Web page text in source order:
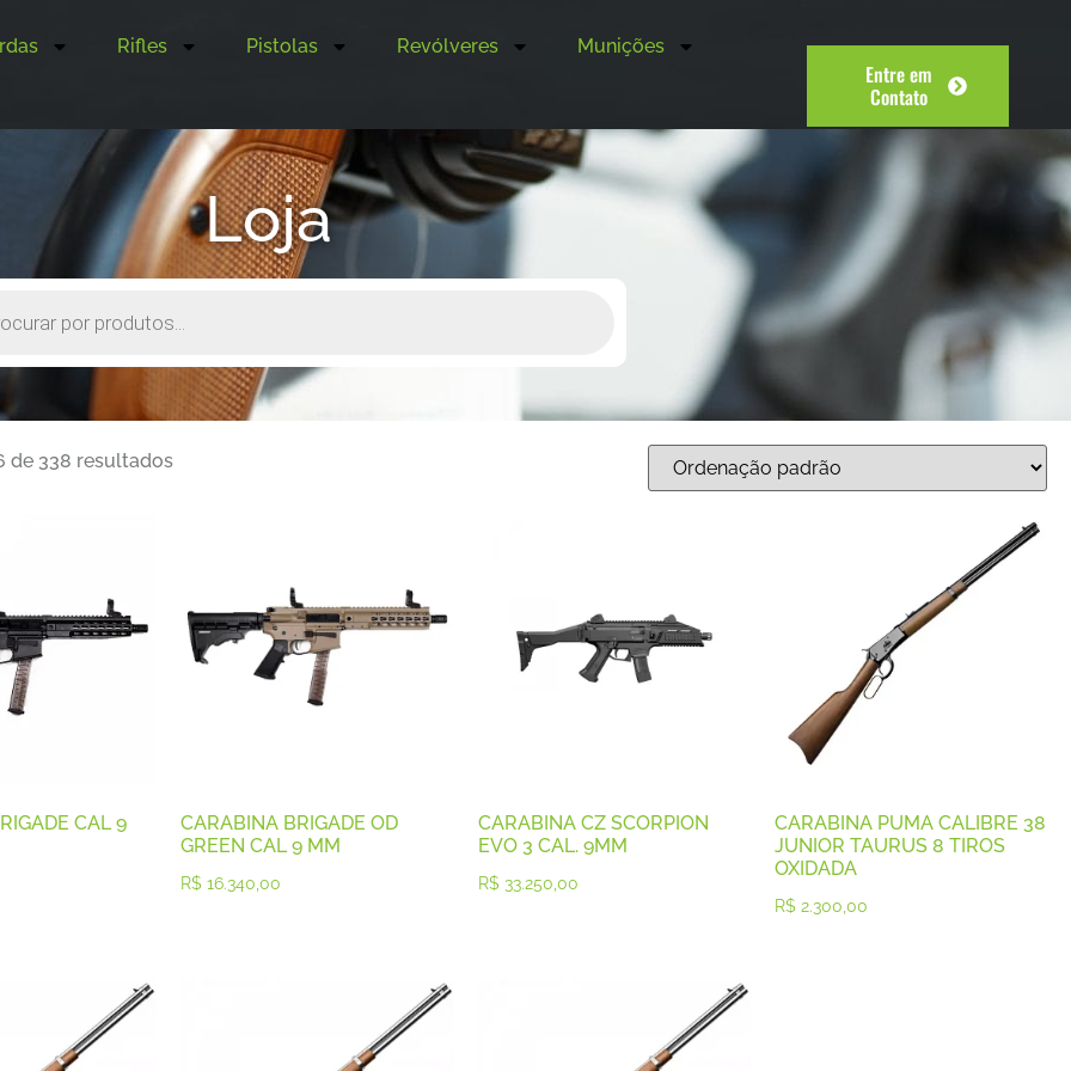
Rifles Pistolas Revólveres Munições
Entre em
Contato
Loja
de 338 resultados
CAL 9
CARABINA BRIGADE OD
GREEN CAL 9 MM
R$ 16.340,00
CARABINA CZ SCORPION
EVO 3 CAL. 9MM
R$ 33.250,00
CARABINA PUMA CALIBRE 38
JUNIOR TAURUS 8 TIROS
OXIDADA
R$ 2.300,00